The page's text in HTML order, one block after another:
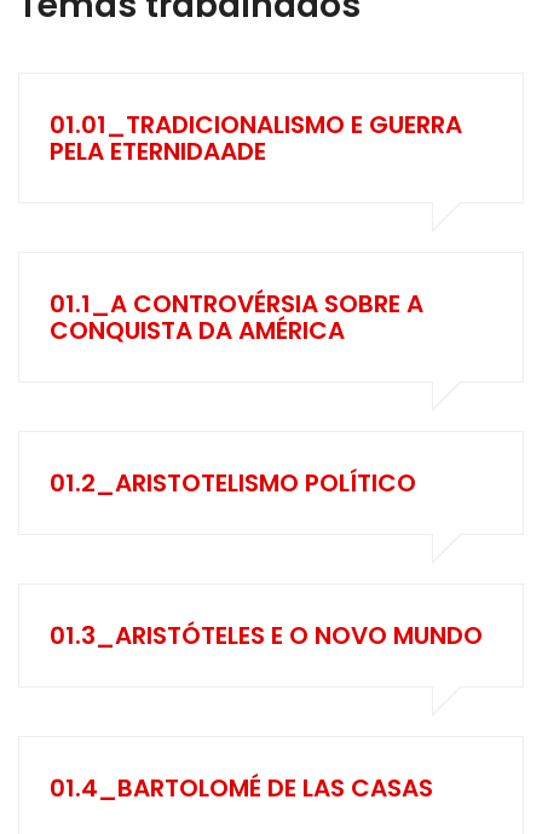
01.01_TRADICIONALISMO E GUERRA
PELA ETERNIDAADE
01.1_A CONTROVÉRSIA SOBRE A
CONQUISTA DA AMÉRICA
01.2_ARISTOTELISMO POLÍTICO
01.3_ARISTÓTELES E O NOVO MUNDO
01.4_BARTOLOMÉ DE LAS CASAS